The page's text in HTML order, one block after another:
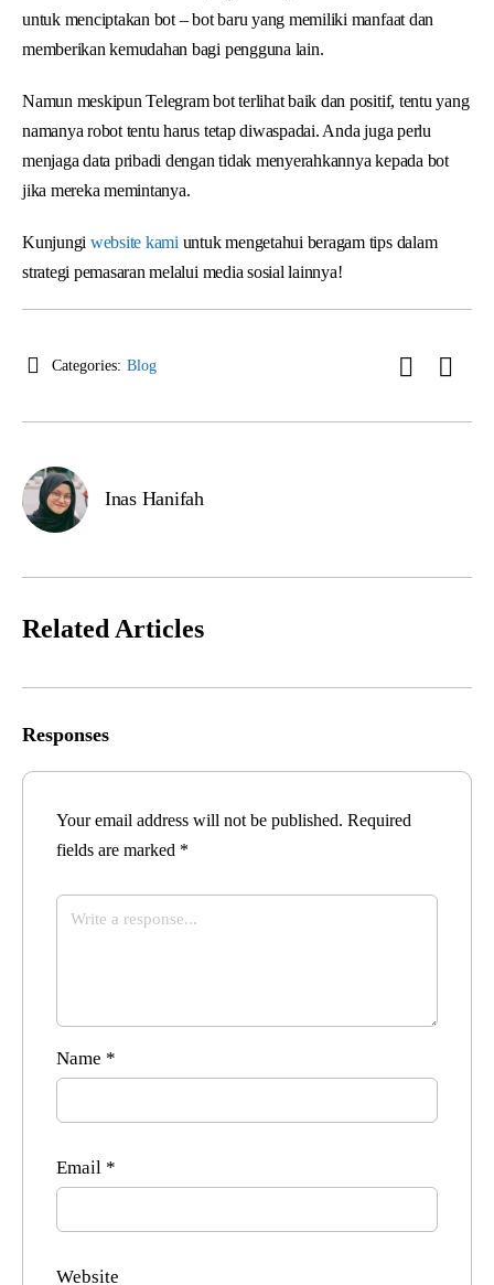
untuk menciptakan bot – bot baru yang memiliki manfaat dan
memberikan kemudahan bagi pengguna lain.
Namun meskipun Telegram bot terlihat baik dan positif, tentu yang
namanya robot tentu harus tetap diwaspadai. Anda juga perlu
menjaga data pribadi dengan tidak menyerahkannya kepada bot
jika mereka memintanya.
Kunjungi website kami untuk mengetahui beragam tips dalam
strategi pemasaran melalui media sosial lainnya!
Categories: Blog
Inas Hanifah
Related Articles
Responses
Your email address will not be published. Required
fields are marked *
Name *
Email *
Website